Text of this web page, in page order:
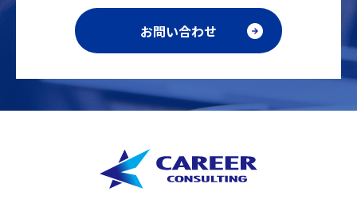
お問い合わせ